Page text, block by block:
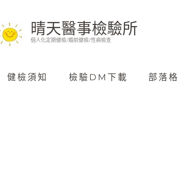
晴天醫事檢驗所
個人化定期健檢/婚前健檢/性病檢查
健檢須知 檢驗DM下載 部落格